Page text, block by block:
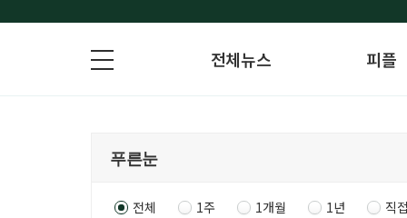
전체뉴스 피플
전체 1주 1개월 1년 직